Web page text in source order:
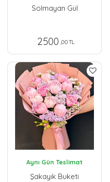
Solmayan Gül
2500 ,00 TL
Aynı Gün Teslimat
Şakayık Buketi